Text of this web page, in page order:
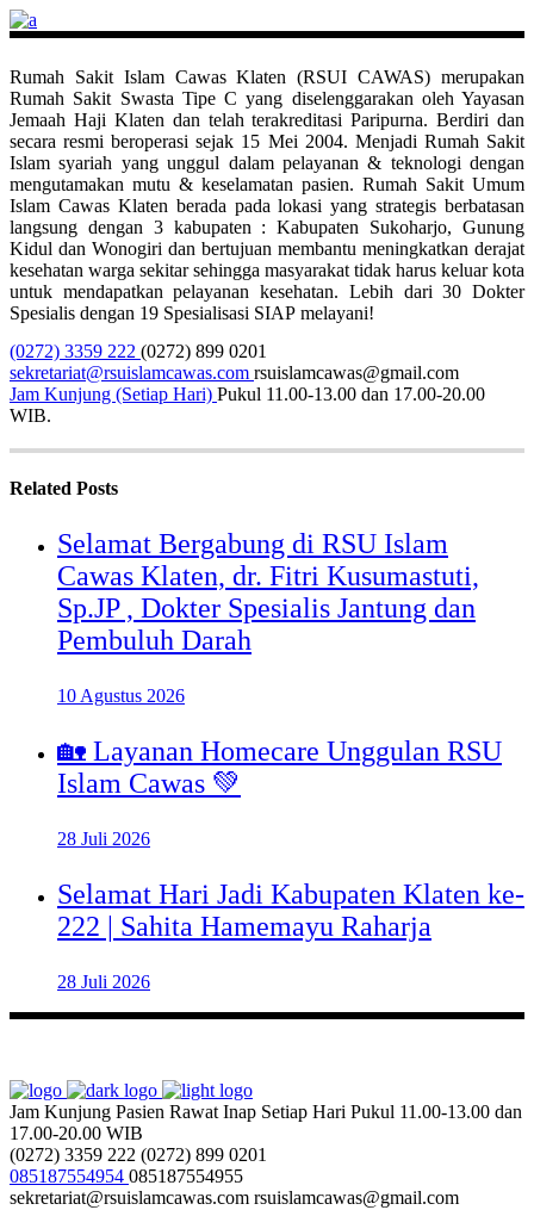
Rumah Sakit Islam Cawas Klaten (RSUI CAWAS) merupakan
Rumah Sakit Swasta Tipe C yang diselenggarakan oleh Yayasan
Jemaah Haji Klaten dan telah terakreditasi Paripurna. Berdiri dan
secara resmi beroperasi sejak 15 Mei 2004. Menjadi Rumah Sakit
Islam syariah yang unggul dalam pelayanan & teknologi dengan
mengutamakan mutu & keselamatan pasien. Rumah Sakit Umum
Islam Cawas Klaten berada pada lokasi yang strategis berbatasan
langsung dengan 3 kabupaten : Kabupaten Sukoharjo, Gunung
Kidul dan Wonogiri dan bertujuan membantu meningkatkan derajat
kesehatan warga sekitar sehingga masyarakat tidak harus keluar kota
untuk mendapatkan pelayanan kesehatan. Lebih dari 30 Dokter
Spesialis dengan 19 Spesialisasi SIAP melayani!
(0272) 3359 222 (0272) 899 0201
sekretariat@rsuislamcawas.com rsuislamcawas@gmail.com
Jam Kunjung (Setiap Hari) Pukul 11.00-13.00 dan 17.00-20.00
WIB.
Related Posts
Selamat Bergabung di RSU Islam
Cawas Klaten, dr. Fitri Kusumastuti,
Sp.JP , Dokter Spesialis Jantung dan
Pembuluh Darah
10 Agustus 2026
🏡 Layanan Homecare Unggulan RSU
Islam Cawas 💚
28 Juli 2026
Selamat Hari Jadi Kabupaten Klaten ke-
222 | Sahita Hamemayu Raharja
28 Juli 2026
Jam Kunjung Pasien Rawat Inap Setiap Hari Pukul 11.00-13.00 dan
17.00-20.00 WIB
(0272) 3359 222 (0272) 899 0201
085187554954 085187554955
sekretariat@rsuislamcawas.com rsuislamcawas@gmail.com